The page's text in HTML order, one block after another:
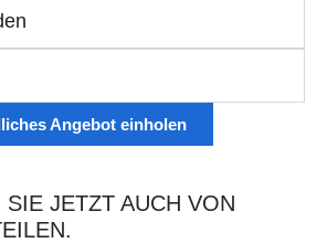
Angebot einholen
JETZT AUCH VON